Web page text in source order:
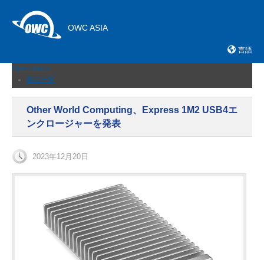
OWC ASIA
言語
Open menu
製品一覧
ネットワークストレージ
メモリーカード＆リーダー
ドック
拡張シャーシ
サポート
販売店
お問い合わせ
Other World Computing、Express 1M2 USB4エ
ンクロージャーを発表
2023年12月20日